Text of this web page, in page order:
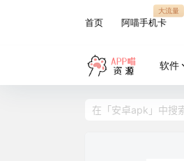
首页 阿喵手机卡
大流量
软件